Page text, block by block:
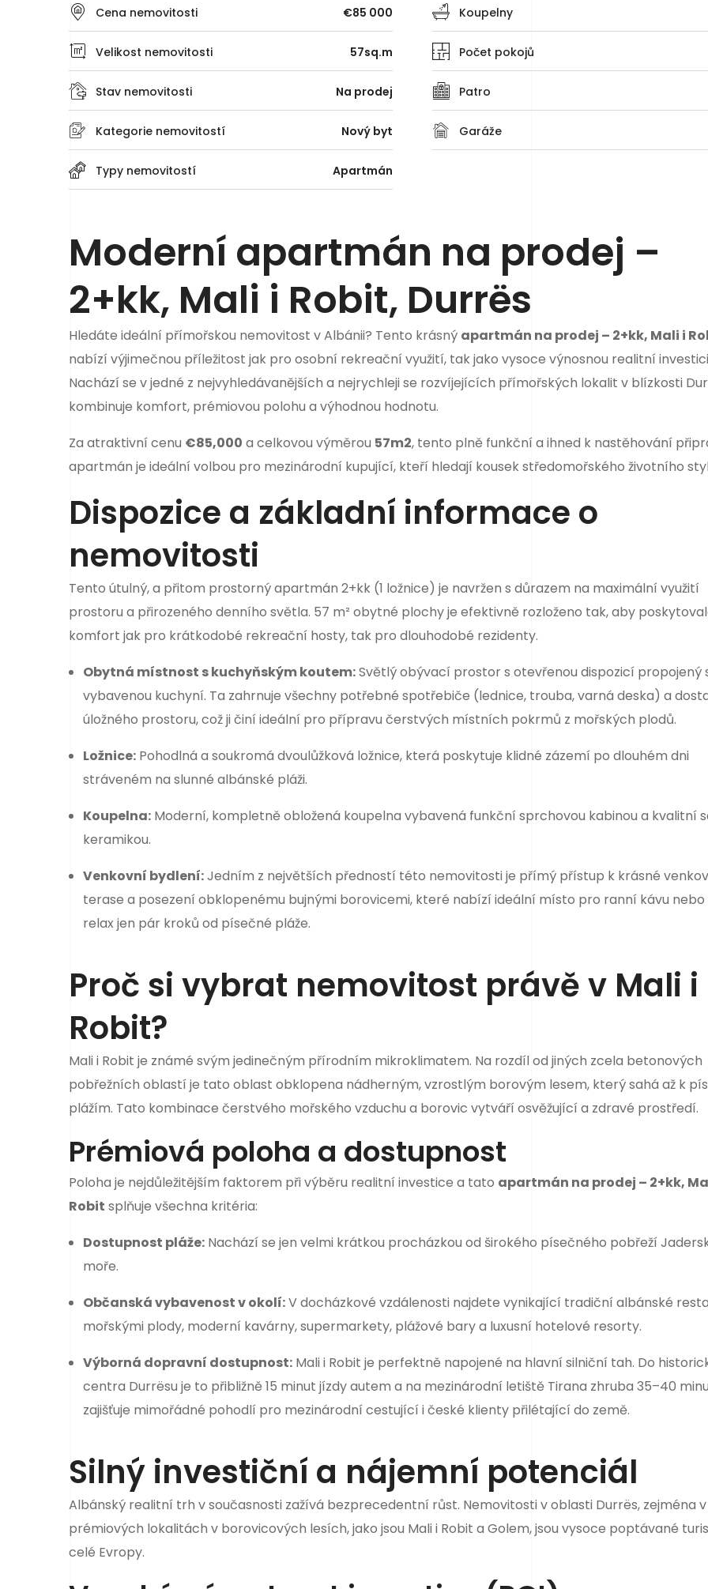
Cena nemovitosti €85 000 Koupelny
Velikost nemovitosti 57sq.m Počet pokojů
Stav nemovitosti Na prodej Patro
Kategorie nemovitostí Nový byt Garáže
Typy nemovitostí Apartmán
Moderní apartmán na prodej –
2+kk, Mali i Robit, Durrës
Hledáte ideální přímořskou nemovitost v Albánii? Tento krásný apartmán na prodej – 2+kk, Mali i
nabízí výjimečnou příležitost jak pro osobní rekreační využití, tak jako vysoce výnosnou realitní
Nachází se v jedné z nejvyhledávanějších a nejrychleji se rozvíjejících přímořských lokalit v blízkosti
kombinuje komfort, prémiovou polohu a výhodnou hodnotu.
Za atraktivní cenu €85,000 a celkovou výměrou 57m2, tento plně funkční a ihned k nastěhování
apartmán je ideální volbou pro mezinárodní kupující, kteří hledají kousek středomořského životního
Dispozice a základní informace o
nemovitosti
Tento útulný, a přitom prostorný apartmán 2+kk (1 ložnice) je navržen s důrazem na maximální využití
prostoru a přirozeného denního světla. 57 m² obytné plochy je efektivně rozloženo tak, aby
komfort jak pro krátkodobé rekreační hosty, tak pro dlouhodobé rezidenty.
Obytná místnost s kuchyňským koutem:Světlý obývací prostor s otevřenou dispozicí propojený
vybavenou kuchyní. Ta zahrnuje všechny potřebné spotřebiče (lednice, trouba, varná deska) a
úložného prostoru, což ji činí ideální pro přípravu čerstvých místních pokrmů z mořských plodů.
Ložnice:Pohodlná a soukromá dvoulůžková ložnice, která poskytuje klidné zázemí po dlouhém dni
stráveném na slunné albánské pláži.
Koupelna:Moderní, kompletně obložená koupelna vybavená funkční sprchovou kabinou a kvalitní
keramikou.
Venkovní bydlení:Jedním z největších předností této nemovitosti je přímý přístup k krásné
terase a posezení obklopenému bujnými borovicemi, které nabízí ideální místo pro ranní kávu
relax jen pár kroků od písečné pláže.
Proč si vybrat nemovitost právě v Mali i
Robit?
Mali i Robit je známé svým jedinečným přírodním mikroklimatem. Na rozdíl od jiných zcela betonových
pobřežních oblastí je tato oblast obklopena nádherným, vzrostlým borovým lesem, který sahá až k
plážím. Tato kombinace čerstvého mořského vzduchu a borovic vytváří osvěžující a zdravé prostředí.
Prémiová poloha a dostupnost
Poloha je nejdůležitějším faktorem při výběru realitní investice a tato apartmán na prodej – 2+kk,
Robit splňuje všechna kritéria:
Dostupnost pláže:Nachází se jen velmi krátkou procházkou od širokého písečného pobřeží
moře.
Občanská vybavenost v okolí:V docházkové vzdálenosti najdete vynikající tradiční albánské
mořskými plody, moderní kavárny, supermarkety, plážové bary a luxusní hotelové resorty.
Výborná dopravní dostupnost:Mali i Robit je perfektně napojené na hlavní silniční tah. Do
centra Durrësu je to přibližně 15 minut jízdy autem a na mezinárodní letiště Tirana zhruba 35–40
zajišťuje mimořádné pohodlí pro mezinárodní cestující i české klienty přilétající do země.
Silný investiční a nájemní potenciál
Albánský realitní trh v současnosti zažívá bezprecedentní růst. Nemovitosti v oblasti Durrës, zejména v
prémiových lokalitách v borovicových lesích, jako jsou Mali i Robit a Golem, jsou vysoce poptávané
celé Evropy.